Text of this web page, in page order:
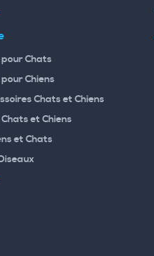
Chats
Chiens
Chats et Chiens
et Chiens
et Chats